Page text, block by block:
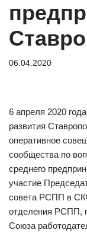
06.04.2020
6 апреля 2020
развития
оперативное
сообщества по
среднего
участие
совета РСПП в
отделения РСПП,
Союза